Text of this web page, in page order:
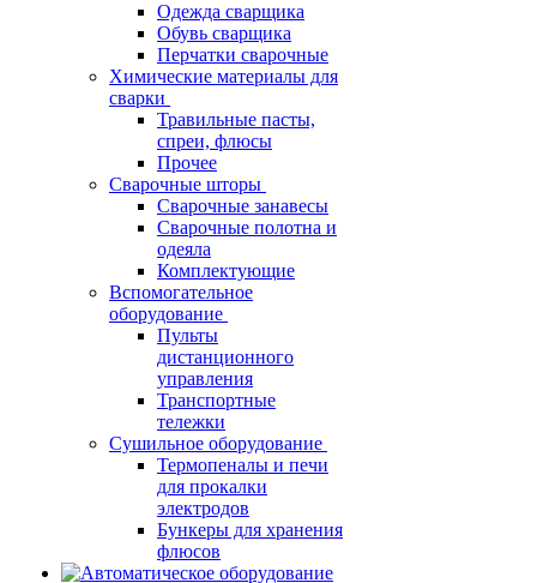
Одежда сварщика
Обувь сварщика
Перчатки сварочные
Химические материалы для
сварки
Травильные пасты,
спреи, флюсы
Прочее
Сварочные шторы
Сварочные занавесы
Сварочные полотна и
одеяла
Комплектующие
Вспомогательное
оборудование
Пульты
дистанционного
управления
Транспортные
тележки
Сушильное оборудование
Термопеналы и печи
для прокалки
электродов
Бункеры для хранения
флюсов